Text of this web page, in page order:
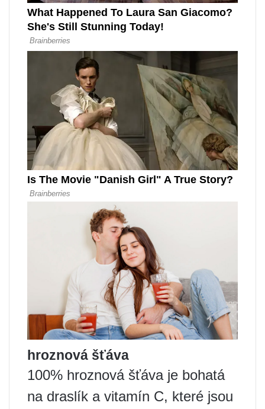
hroznová šťáva
100% hroznová šťáva je bohatá
na draslík a vitamín C, které jsou